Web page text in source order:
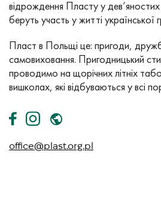
відрождення Пласту у
беруть участь у житті
Пласт в Польщі це: пригоди,
самовиховання. Пригодницький
проводимо на щорічних літніх
вишколах, які відбуваються у всі
office@plast.org.pl